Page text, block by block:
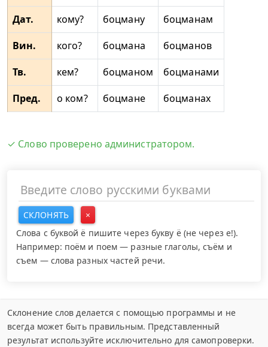
Дат.
кому? боцману
боцманам
Вин.
кого? боцмана
боцманов
Тв.
кем? боцманом
боцманами
Пред.
о ком? боцмане боцманах
✓ Слово проверено администратором.
СКЛОНЯТЬ
×
Слова с буквой ё пишите через букву ё (не через е!).
Например: поём и поем — разные глаголы, съём и
съем — слова разных частей речи.
Склонение слов делается с помощью программы и не
всегда может быть правильным. Представленный
результат используйте исключительно для самопроверки.